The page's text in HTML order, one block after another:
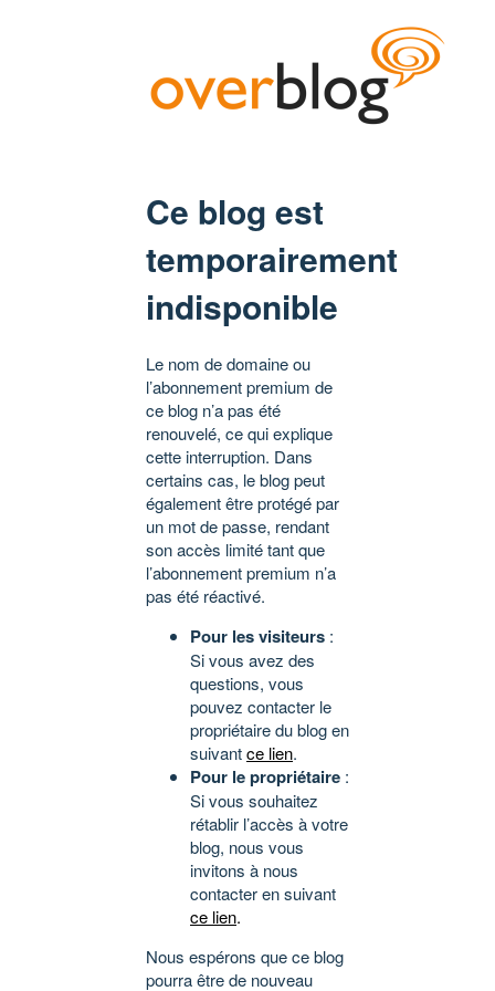
Ce blog est
temporairement
indisponible
Le nom de domaine ou
l’abonnement premium de
ce blog n’a pas été
renouvelé, ce qui explique
cette interruption. Dans
certains cas, le blog peut
également être protégé par
un mot de passe, rendant
son accès limité tant que
l’abonnement premium n’a
pas été réactivé.
Pour les visiteurs :
Si vous avez des
questions, vous
pouvez contacter le
propriétaire du blog en
suivantce lien.
Pour le propriétaire :
Si vous souhaitez
rétablir l’accès à votre
blog, nous vous
invitons à nous
contacter en suivant
ce lien.
Nous espérons que ce blog
pourra être de nouveau